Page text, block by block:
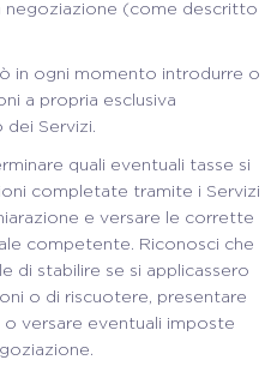
negoziazione (come descritto
in ogni momento introdurre o
a propria esclusiva
dei Servizi.
quali eventuali tasse si
completate tramite i Servizi
e versare le corrette
competente. Riconosci che
di stabilire se si applicassero
o di riscuotere, presentare
versare eventuali imposte